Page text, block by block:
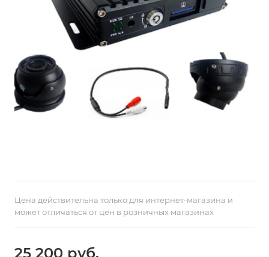
Цена действительна только для интернет-магазина и
может отличаться от цен в розничных магазинах
25 200 руб.